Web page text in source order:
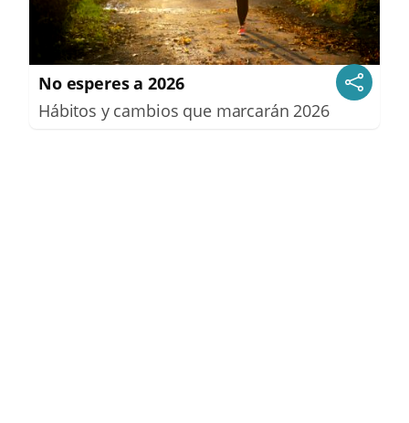
No esperes a 2026
Hábitos y cambios que marcarán 2026